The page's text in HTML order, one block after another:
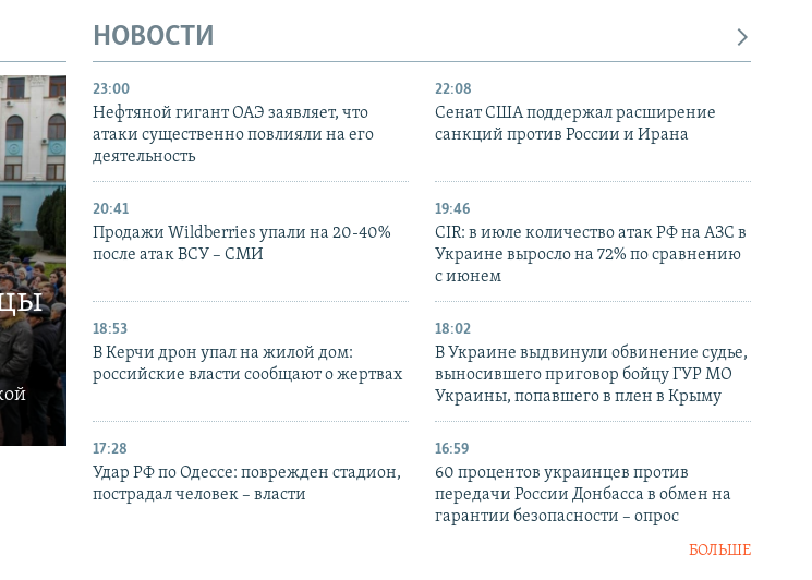
НОВОСТИ
23:00
Нефтяной гигант ОАЭ заявляет, что
атаки существенно повлияли на его
деятельность
22:08
Сенат США поддержал расширение
санкций против России и Ирана
20:41
Продажи Wildberries упали на 20-40%
после атак ВСУ – СМИ
19:46
CIR: в июле количество атак РФ на АЗС в
Украине выросло на 72% по сравнению
с июнем
18:53
В Керчи дрон упал на жилой дом:
российские власти сообщают о жертвах
18:02
В Украине выдвинули обвинение судье,
выносившего приговор бойцу ГУР МО
Украины, попавшего в плен в Крыму
17:28
Удар РФ по Одессе: поврежден стадион,
пострадал человек – власти
16:59
60 процентов украинцев против
передачи России Донбасса в обмен на
гарантии безопасности – опрос
БОЛЬШЕ